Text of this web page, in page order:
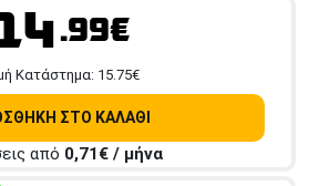
.99€
Κατάστημα: 15.75€
ΣΤΟ ΚΑΛΑΘΙ
από 0,71€ / μήνα